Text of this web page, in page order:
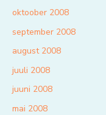
oktoober 2008
september 2008
august 2008
juuli 2008
juuni 2008
mai 2008